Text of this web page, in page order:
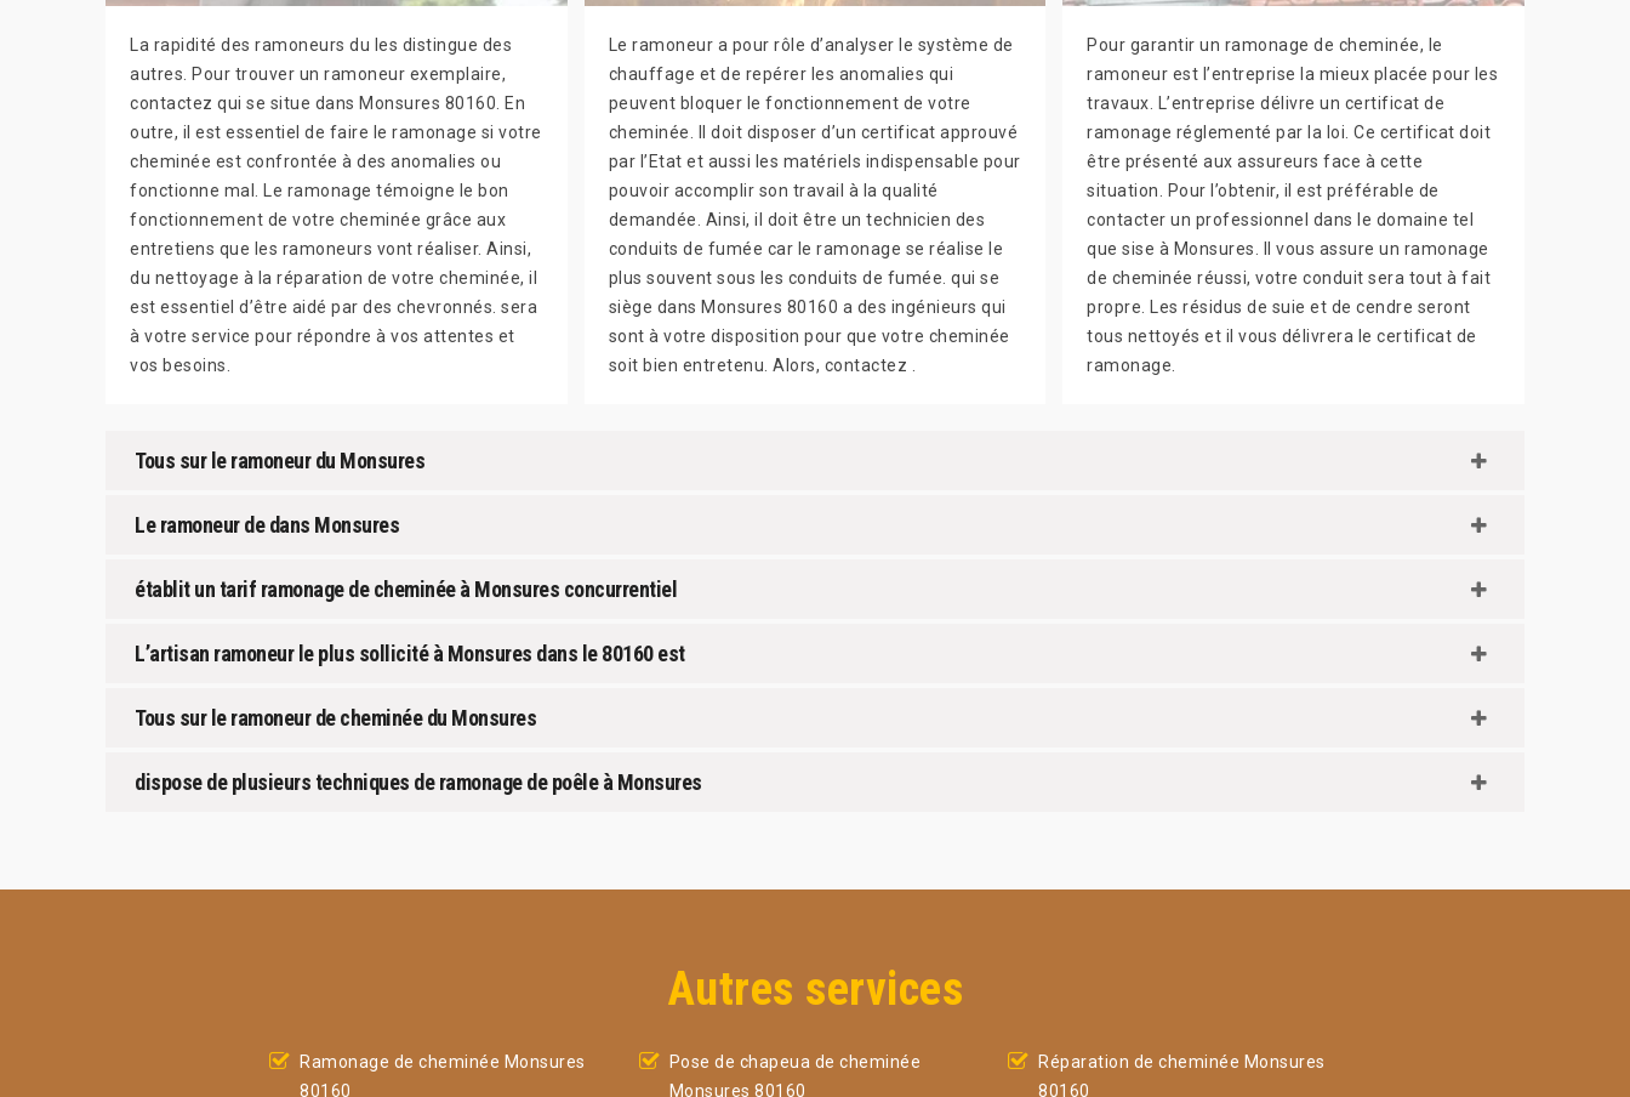
La rapidité des ramoneurs du les distingue des
autres. Pour trouver un ramoneur exemplaire,
contactez qui se situe dans Monsures 80160. En
outre, il est essentiel de faire le ramonage si votre
cheminée est confrontée à des anomalies ou
fonctionne mal. Le ramonage témoigne le bon
fonctionnement de votre cheminée grâce aux
entretiens que les ramoneurs vont réaliser. Ainsi,
du nettoyage à la réparation de votre cheminée, il
est essentiel d’être aidé par des chevronnés. sera
à votre service pour répondre à vos attentes et
vos besoins.
Le ramoneur a pour rôle d’analyser le système de
chauffage et de repérer les anomalies qui
peuvent bloquer le fonctionnement de votre
cheminée. Il doit disposer d’un certificat approuvé
par l’Etat et aussi les matériels indispensable pour
pouvoir accomplir son travail à la qualité
demandée. Ainsi, il doit être un technicien des
conduits de fumée car le ramonage se réalise le
plus souvent sous les conduits de fumée. qui se
siège dans Monsures 80160 a des ingénieurs qui
sont à votre disposition pour que votre cheminée
soit bien entretenu. Alors, contactez .
Pour garantir un ramonage de cheminée, le
ramoneur est l’entreprise la mieux placée pour les
travaux. L’entreprise délivre un certificat de
ramonage réglementé par la loi. Ce certificat doit
être présenté aux assureurs face à cette
situation. Pour l’obtenir, il est préférable de
contacter un professionnel dans le domaine tel
que sise à Monsures. Il vous assure un ramonage
de cheminée réussi, votre conduit sera tout à fait
propre. Les résidus de suie et de cendre seront
tous nettoyés et il vous délivrera le certificat de
ramonage.
Tous sur le ramoneur du Monsures
Le ramoneur de dans Monsures
établit un tarif ramonage de cheminée à Monsures concurrentiel
L’artisan ramoneur le plus sollicité à Monsures dans le 80160 est
Tous sur le ramoneur de cheminée du Monsures
dispose de plusieurs techniques de ramonage de poêle à Monsures
Autres services
Ramonage de cheminée Monsures
80160
Pose de chapeua de cheminée
Monsures 80160
Réparation de cheminée Monsures
80160